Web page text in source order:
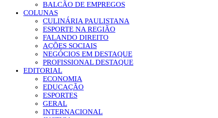
BALCÃO DE EMPREGOS
COLUNAS
CULINÁRIA PAULISTANA
ESPORTE NA REGIÃO
FALANDO DIREITO
AÇÕES SOCIAIS
NEGÓCIOS EM DESTAQUE
PROFISSIONAL DESTAQUE
EDITORIAL
ECONOMIA
EDUCAÇÃO
ESPORTES
GERAL
INTERNACIONAL